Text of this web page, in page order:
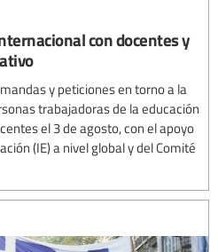
con docentes y
y peticiones en torno a la
trabajadoras de la educación
el 3 de agosto, con el apoyo
(IE) a nivel global y del Comité